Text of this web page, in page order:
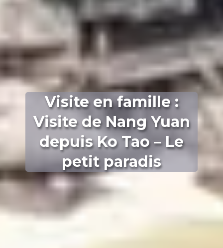
Visite en famille :
Visite de Nang Yuan
depuis Ko Tao – Le
petit paradis